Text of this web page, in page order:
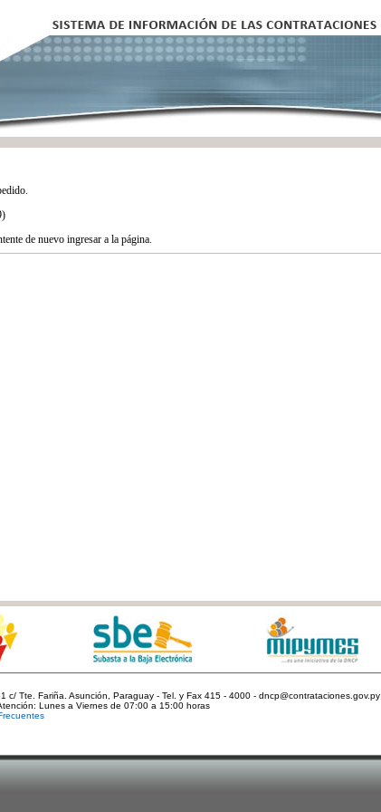
de nuevo ingresar a la página.
c/ Tte. Fariña. Asunción, Paraguay - Tel. y Fax 415 - 4000 - dncp@contrataciones.gov.py
Lunes a Viernes de 07:00 a 15:00 horas